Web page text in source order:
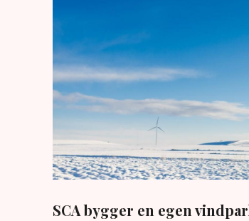
SCA bygger en egen